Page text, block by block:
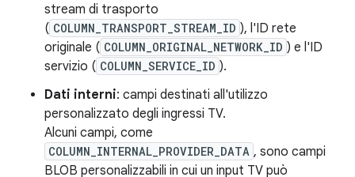
stream di trasporto
( COLUMN_TRANSPORT_STREAM_ID ), l'ID rete
originale ( COLUMN_ORIGINAL_NETWORK_ID ) e l'ID
servizio ( COLUMN_SERVICE_ID ).
Dati interni: campi destinati all'utilizzo
personalizzato degli ingressi TV.
Alcuni campi, come
COLUMN_INTERNAL_PROVIDER_DATA , sono campi
BLOB personalizzabili in cui un input TV può